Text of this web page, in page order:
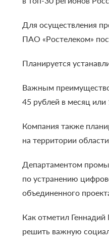
Для осуществления
ПАО «Ростелеком»
Планируется
Важным
45 рублей в месяц или
Компания также
на территории
Департаментом
по устранению
объединенного
Как отметил
решить важную